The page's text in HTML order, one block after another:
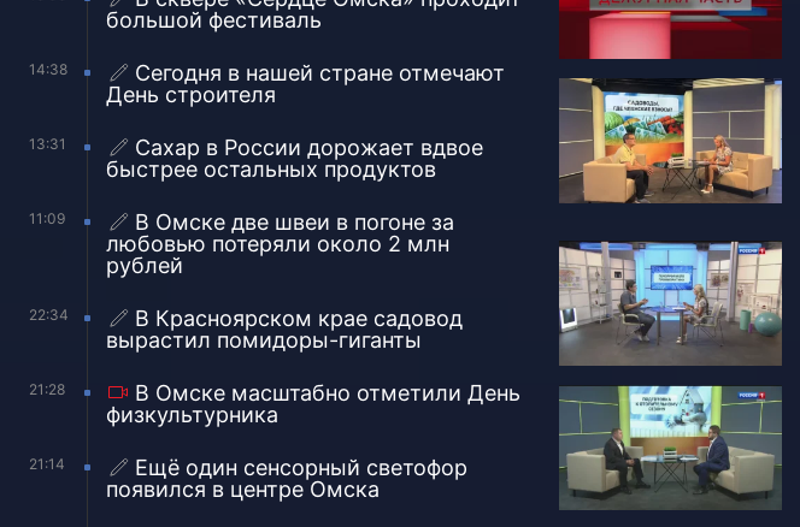
большой фестиваль
14:38
Сегодня в нашей стране отмечают
День строителя
13:31
Сахар в России дорожает вдвое
быстрее остальных продуктов
11:09
В Омске две швеи в погоне за
любовью потеряли около 2 млн
рублей
22:34
В Красноярском крае садовод
вырастил помидоры-гиганты
21:28
В Омске масштабно отметили День
физкультурника
21:14
Ещё один сенсорный светофор
появился в центре Омска